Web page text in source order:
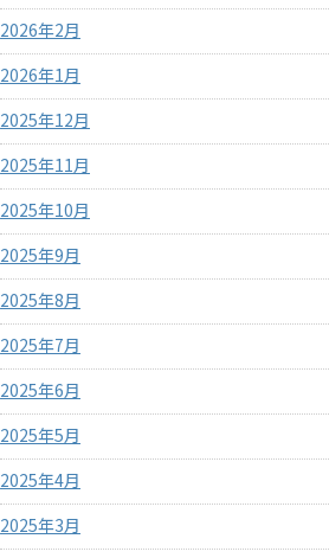
2026年2月
2026年1月
2025年12月
2025年11月
2025年10月
2025年9月
2025年8月
2025年7月
2025年6月
2025年5月
2025年4月
2025年3月